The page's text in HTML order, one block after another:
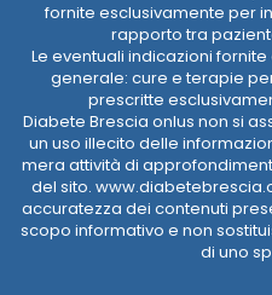
fornite esclusivamente per
rapporto tra
Le eventuali indicazioni
generale: cure e terapie
prescritte
Diabete Brescia onlus non si
un uso illecito delle
mera attività di
del sito.
accuratezza dei contenuti
scopo informativo e non
di uno